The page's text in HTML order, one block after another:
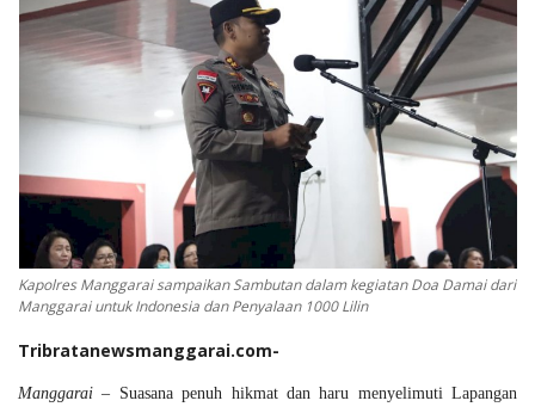
Kapolres Manggarai sampaikan Sambutan dalam kegiatan Doa Damai dari
Manggarai untuk Indonesia dan Penyalaan 1000 Lilin
Tribratanewsmanggarai.com-
Manggarai – Suasana penuh hikmat dan haru menyelimuti Lapangan